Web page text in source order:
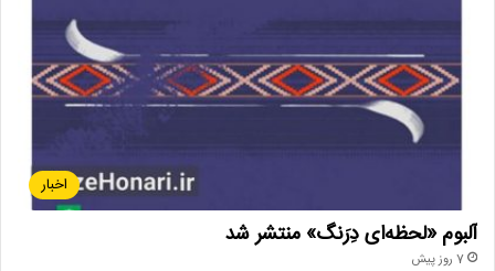
اخبار
آلبوم «لحظه‌ای دِرَنگ» منتشر شد
7 روز پیش